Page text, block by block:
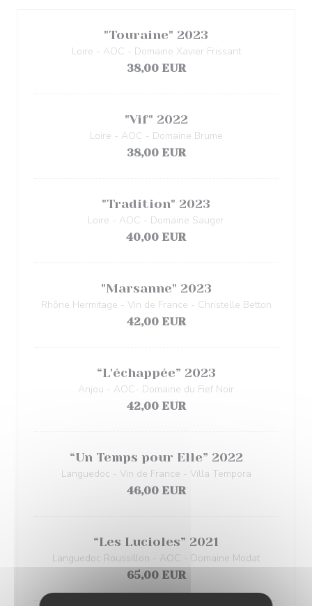
"Touraine" 2023
Loire - AOC - Domaine Xavier Frissant
38,00 EUR
"Vif" 2022
Loire - AOC - Domaine Brume
38,00 EUR
"Tradition" 2023
Loire - AOC - Domaine Sauger
40,00 EUR
"Marsanne" 2023
Rhône Hermitage - Vin de France - Christelle Betton
42,00 EUR
“L'échappée” 2023
Anjou - AOC- Domaine du Fief Noir
42,00 EUR
“Un Temps pour Elle” 2022
Languedoc - Vin de France - Villa Tempora
46,00 EUR
“Les Lucioles” 2021
Languedoc Roussillon - AOC - Domaine Modat
65,00 EUR